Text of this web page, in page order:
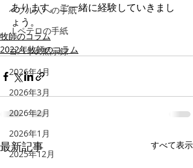
へブル人への手紙
Ⅰペテロの手紙
ヨハネの黙示録
2026年4月
2026年3月
2026年2月
2026年1月
2025年12月
あります。ご一緒に経験していきまし
ょう。
牧師のコラム
2022年牧師のコラム
最新記事 すべて表示